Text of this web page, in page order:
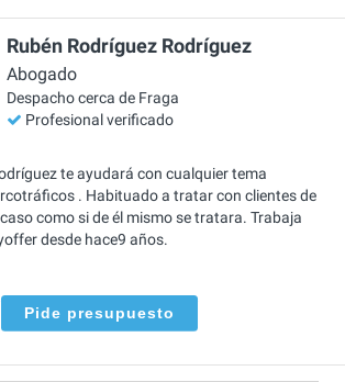
Rubén Rodríguez Rodríguez
Abogado
Despacho cerca de Fraga
Profesional verificado
te ayudará con cualquier tema
. Habituado a tratar con clientes de
como si de él mismo se tratara. Trabaja
desde hace9 años.
Pide presupuesto